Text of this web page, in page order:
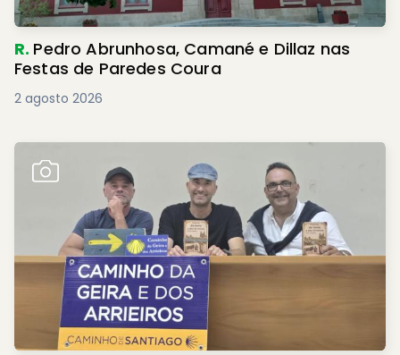
R. Pedro Abrunhosa, Camané e Dillaz nas
Festas de Paredes Coura
2 agosto 2026